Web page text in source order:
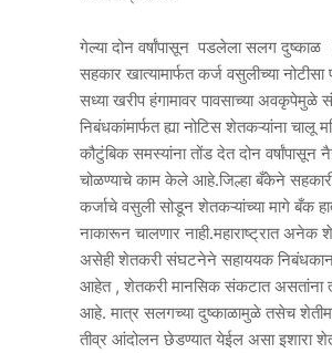
गेल्या दोन वर्षांपासून पडलेला सलग
सहकार खात्यामार्फत कर्ज वसुलीच्या
सध्या खरीप हंगामावर पावसाच्या
निबंधकांमार्फत ह्या नोटिस शेतकऱ्यांना
कौटुंबिक समस्यांना तोंड देत दोन
चोळण्याचे काम केले आहे.जिल्हा बँकेने
कर्जाचे वसुली सोडून शेतकऱ्यांच्या मागे
नाकारून चालणार नाही.महाराष्ट्रात अनेक
असेही शेतकरी संघटनेने सहाययक निबंधकाना
आहेत , शेतकरी मानसिक संकटात असतांना
आहे. मात्र सलगच्या दुष्काळामुळे तसेच
तीव्र आंदोलन छेडण्यात येईल असा इशारा